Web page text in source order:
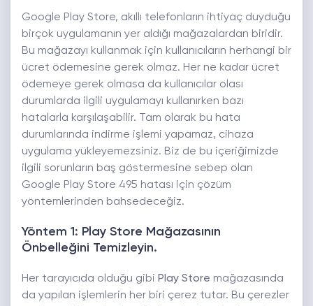
Google Play Store, akıllı telefonların ihtiyaç duyduğu
birçok uygulamanın yer aldığı mağazalardan biridir.
Bu mağazayı kullanmak için kullanıcıların herhangi bir
ücret ödemesine gerek olmaz. Her ne kadar ücret
ödemeye gerek olmasa da kullanıcılar olası
durumlarda ilgili uygulamayı kullanırken bazı
hatalarla karşılaşabilir. Tam olarak bu hata
durumlarında indirme işlemi yapamaz, cihaza
uygulama yükleyemezsiniz. Biz de bu içeriğimizde
ilgili sorunların baş göstermesine sebep olan
Google Play Store 495 hatası için çözüm
yöntemlerinden bahsedeceğiz.
Yöntem 1: Play Store Mağazasının
Önbelleğini Temizleyin.
Her tarayıcıda olduğu gibi Play Store mağazasında
da yapılan işlemlerin her biri çerez tutar. Bu çerezler